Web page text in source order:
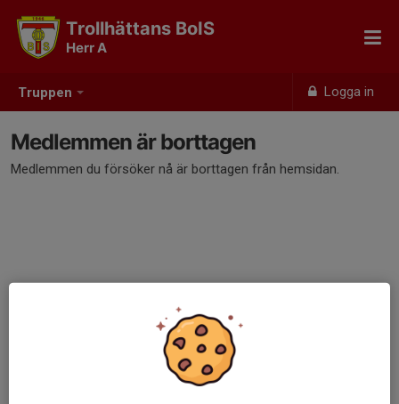
Truppen Logga in
Trollhättans BoIS
Herr A
Medlemmen är borttagen
Medlemmen du försöker nå är borttagen från hemsidan.